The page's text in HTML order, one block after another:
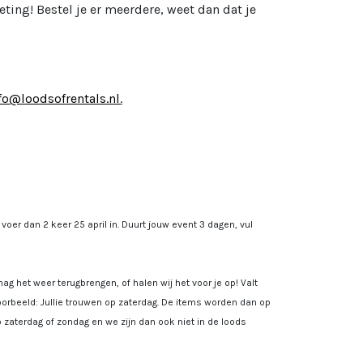
Bestel je er meerdere, weet dan dat je
.
dan 2 keer 25 april in. Duurt jouw event 3 dagen, vul
het weer terugbrengen, of halen wij het voor je op! Valt
Jullie trouwen op zaterdag. De items worden dan op
of zondag en we zijn dan ook niet in de loods